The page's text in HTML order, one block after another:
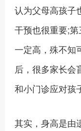
认为父母高孩子
干预也很重要;
一定高，殊不知
后，很多家长会
和小门诊应对孩
其实，身高是由